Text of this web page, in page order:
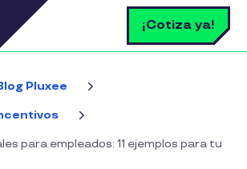
principal ¡Cotiza ya!
Pluxee
para empleados: 11 ejemplos para tu